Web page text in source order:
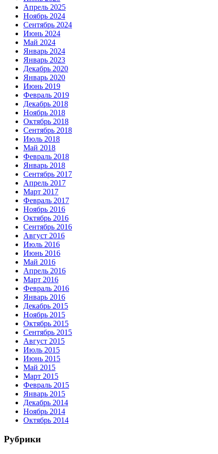
Апрель 2025
Ноябрь 2024
Сентябрь 2024
Июнь 2024
Май 2024
Январь 2024
Январь 2023
Декабрь 2020
Январь 2020
Июнь 2019
Февраль 2019
Декабрь 2018
Ноябрь 2018
Октябрь 2018
Сентябрь 2018
Июль 2018
Май 2018
Февраль 2018
Январь 2018
Сентябрь 2017
Апрель 2017
Март 2017
Февраль 2017
Ноябрь 2016
Октябрь 2016
Сентябрь 2016
Август 2016
Июль 2016
Июнь 2016
Май 2016
Апрель 2016
Март 2016
Февраль 2016
Январь 2016
Декабрь 2015
Ноябрь 2015
Октябрь 2015
Сентябрь 2015
Август 2015
Июль 2015
Июнь 2015
Май 2015
Март 2015
Февраль 2015
Январь 2015
Декабрь 2014
Ноябрь 2014
Октябрь 2014
Рубрики